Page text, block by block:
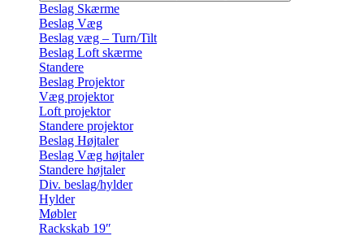
Beslag Skærme
Beslag Væg
Beslag væg – Turn/Tilt
Beslag Loft skærme
Standere
Beslag Projektor
Væg projektor
Loft projektor
Standere projektor
Beslag Højtaler
Beslag Væg højtaler
Standere højtaler
Div. beslag/hylder
Hylder
Møbler
Rackskab 19″